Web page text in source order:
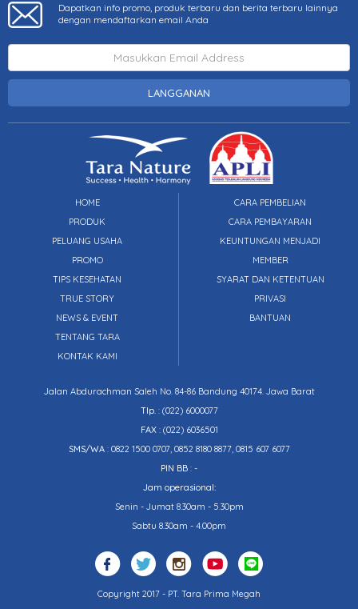
Dapatkan info promo, produk terbaru dan berita terbaru lainnya
dengan mendaftarkan email Anda
LANGGANAN
HOME
PRODUK
PELUANG USAHA
PROMO
TIPS KESEHATAN
TRUE STORY
NEWS & EVENT
TENTANG TARA
KONTAK KAMI
CARA PEMBELIAN
CARA PEMBAYARAN
KEUNTUNGAN MENJADI
MEMBER
SYARAT DAN KETENTUAN
PRIVASI
BANTUAN
Jalan Abdurachman Saleh No. 84-86 Bandung 40174. Jawa Barat
Tlp. : (022) 6000077
FAX: (022) 6036501
SMS/WA: 0822 1500 0707, 0852 8180 8877, 0815 607 6077
PIN BB : -
Jam operasional:
Senin - Jumat 8.30am - 5.30pm
Sabtu 8.30am - 4.00pm
Copyright 2017 - PT. Tara Prima Megah